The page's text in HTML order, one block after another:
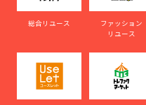
総合リユース
ファッション
リユース